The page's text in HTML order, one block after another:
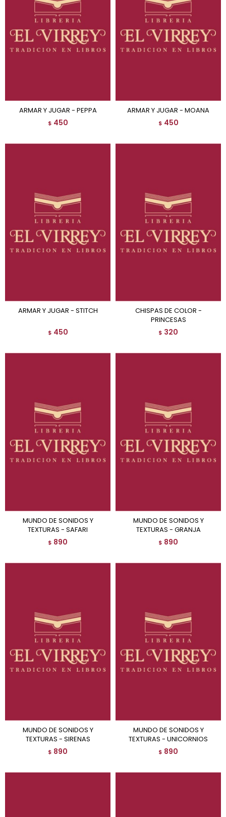
ARMAR Y JUGAR - PEPPA
$ 450
ARMAR Y JUGAR - MOANA
$ 450
ARMAR Y JUGAR - STITCH
$ 450
CHISPAS DE COLOR -
PRINCESAS
$ 320
MUNDO DE SONIDOS Y
TEXTURAS - SAFARI
$ 890
MUNDO DE SONIDOS Y
TEXTURAS - GRANJA
$ 890
MUNDO DE SONIDOS Y
TEXTURAS - SIRENAS
$ 890
MUNDO DE SONIDOS Y
TEXTURAS - UNICORNIOS
$ 890